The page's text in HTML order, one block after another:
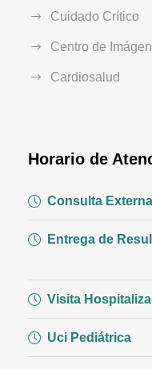
Cuidado Crítico
Centro de
Cardiosalud
Horario de
Consulta Externa
Entrega de
Visita
Uci Pediátrica